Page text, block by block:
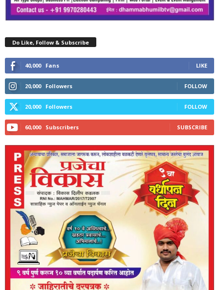
Do Like, Follow & Subscribe
40,000 Fans LIKE
20,000 Followers FOLLOW
20,000 Followers FOLLOW
60,000 Subscribers SUBSCRIBE